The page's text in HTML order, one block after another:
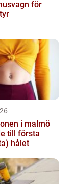
för
i malmö
till första
hålet